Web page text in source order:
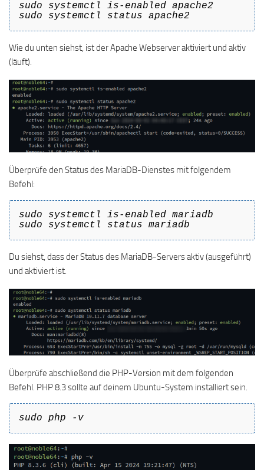
sudo systemctl is-enabled apache2
sudo systemctl status apache2
Wie du unten siehst, ist der Apache Webserver aktiviert und aktiv
(läuft).
Überprüfe den Status des MariaDB-Dienstes mit folgendem
Befehl:
sudo systemctl is-enabled mariadb
sudo systemctl status mariadb
Du siehst, dass der Status des MariaDB-Servers aktiv (ausgeführt)
und aktiviert ist.
Überprüfe abschließend die PHP-Version mit dem folgenden
Befehl. PHP 8.3 sollte auf deinem Ubuntu-System installiert sein.
sudo php -v